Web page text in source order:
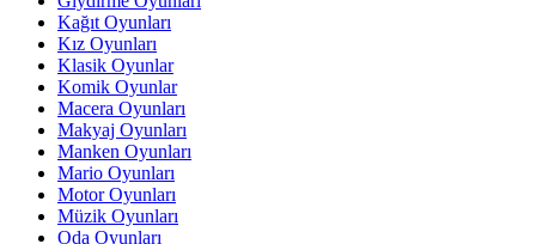
Kağıt Oyunları
Kız Oyunları
Klasik Oyunlar
Komik Oyunlar
Macera Oyunları
Makyaj Oyunları
Manken Oyunları
Mario Oyunları
Motor Oyunları
Müzik Oyunları
Oda Oyunları